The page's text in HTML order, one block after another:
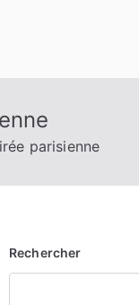
parisienne
Rechercher